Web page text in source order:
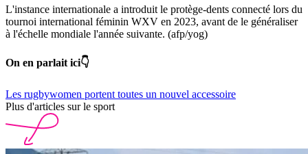
L'instance internationale a introduit le protège-dents connecté lors du
tournoi international féminin WXV en 2023, avant de le généraliser
à l'échelle mondiale l'année suivante. (afp/yog)
On en parlait ici👇
Les rugbywomen portent toutes un nouvel accessoire
Plus d'articles sur le sport